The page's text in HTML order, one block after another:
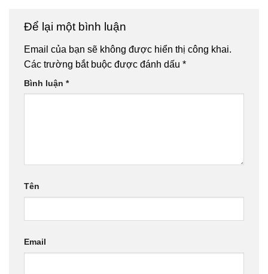
Để lại một bình luận
Email của bạn sẽ không được hiển thị công khai.
Các trường bắt buộc được đánh dấu *
Bình luận *
Tên
Email